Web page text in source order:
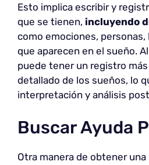
Esto implica escribir y
que se tienen, incluyendo
como emociones,
que aparecen en el sueño.
puede tener un registro
detallado de los sueños, lo
interpretación y análisis
Buscar Ayuda
Otra manera de obtener